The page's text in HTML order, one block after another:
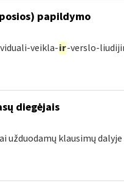
papildymo
veikla-ir-verslo-
diegėjais
užduodamų klausimų